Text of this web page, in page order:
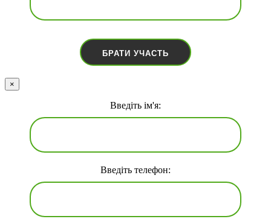
×
Введіть ім'я:
Введіть телефон: